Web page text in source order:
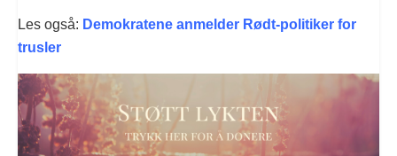
Les også: Demokratene anmelder Rødt-politiker for
trusler